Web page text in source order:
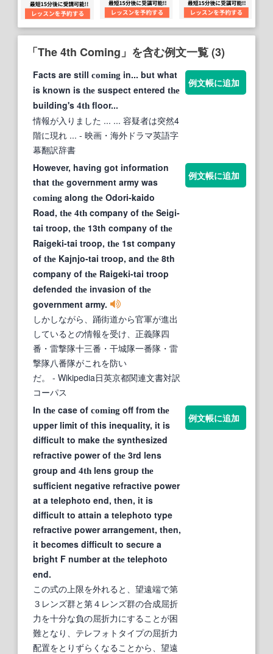
「The 4th Coming」を含む例文一覧 (3)
Facts are still coming in... but what
is known is the suspect entered the
building's 4th floor...
情報が入りました ... ... 容疑者は突然4
階に現れ ... - 映画・海外ドラマ英語字
幕翻訳辞書
例文帳に追加
However, having got information
that the government army was
coming along the Odori-kaido
Road, the 4th company of the Seigi-
tai troop, the 13th company of the
Raigeki-tai troop, the 1st company
of the Kajnjo-tai troop, and the 8th
company of the Raigeki-tai troop
defended the invasion of the
government army.
しかしながら、踊街道から官軍が進出
しているとの情報を受け、正義隊四
番・雷撃隊十三番・干城隊一番隊・雷
撃隊八番隊がこれを防い
だ。
- Wikipedia日英京都関連文書対訳
コーパス
例文帳に追加
In the case of coming off from the
upper limit of this inequality, it is
difficult to make the synthesized
refractive power of the 3rd lens
group and 4th lens group the
sufficient negative refractive power
at a telephoto end, then, it is
difficult to attain a telephoto type
refractive power arrangement, then,
it becomes difficult to secure a
bright F number at the telephoto
end.
この式の上限を外れると、望遠端で第
３レンズ群と第４レンズ群の合成屈折
力を十分な負の屈折力にすることが困
難となり、テレフォトタイプの屈折力
配置をとりずらくなることから、望遠
例文帳に追加